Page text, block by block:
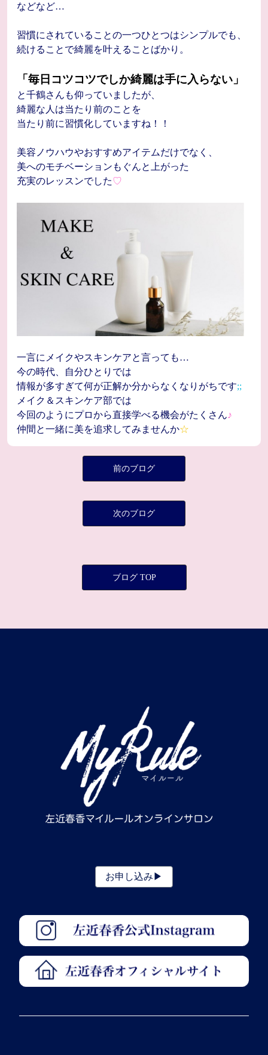
などなど…
習慣にされていることの一つひとつはシンプルでも、
続けることで綺麗を叶えることばかり。
「毎日コツコツでしか綺麗は手に入らない」
と千鶴さんも仰っていましたが、
綺麗な人は当たり前のことを
当たり前に習慣化していますね！！
美容ノウハウやおすすめアイテムだけでなく、
美へのモチベーションもぐんと上がった
充実のレッスンでした♡
一言にメイクやスキンケアと言っても…
今の時代、自分ひとりでは
情報が多すぎて何が正解か分からなくなりがちです;;
メイク＆スキンケア部では
今回のようにプロから直接学べる機会がたくさん♪
仲間と一緒に美を追求してみませんか☆
前のブログ
次のブログ
ブログ TOP
お申し込み▶︎